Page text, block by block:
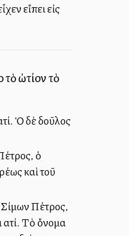
εἴπει εἰς
ὠτίον τὸ
Ὁ δὲ δοῦλος
ὁ
καὶ τοῦ
Σίμων Πέτρος,
Τὸ ὄνομα